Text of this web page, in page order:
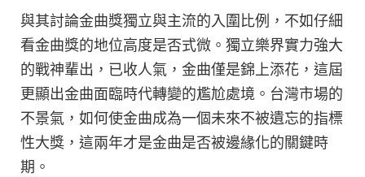
與其討論金曲獎獨立與主流的入圍比例，不如仔細
看金曲獎的地位高度是否式微。獨立樂界實力強大
的戰神輩出，已收人氣，金曲僅是錦上添花，這屆
更顯出金曲面臨時代轉變的尷尬處境。台灣市場的
不景氣，如何使金曲成為一個未來不被遺忘的指標
性大獎，這兩年才是金曲是否被邊緣化的關鍵時
期。